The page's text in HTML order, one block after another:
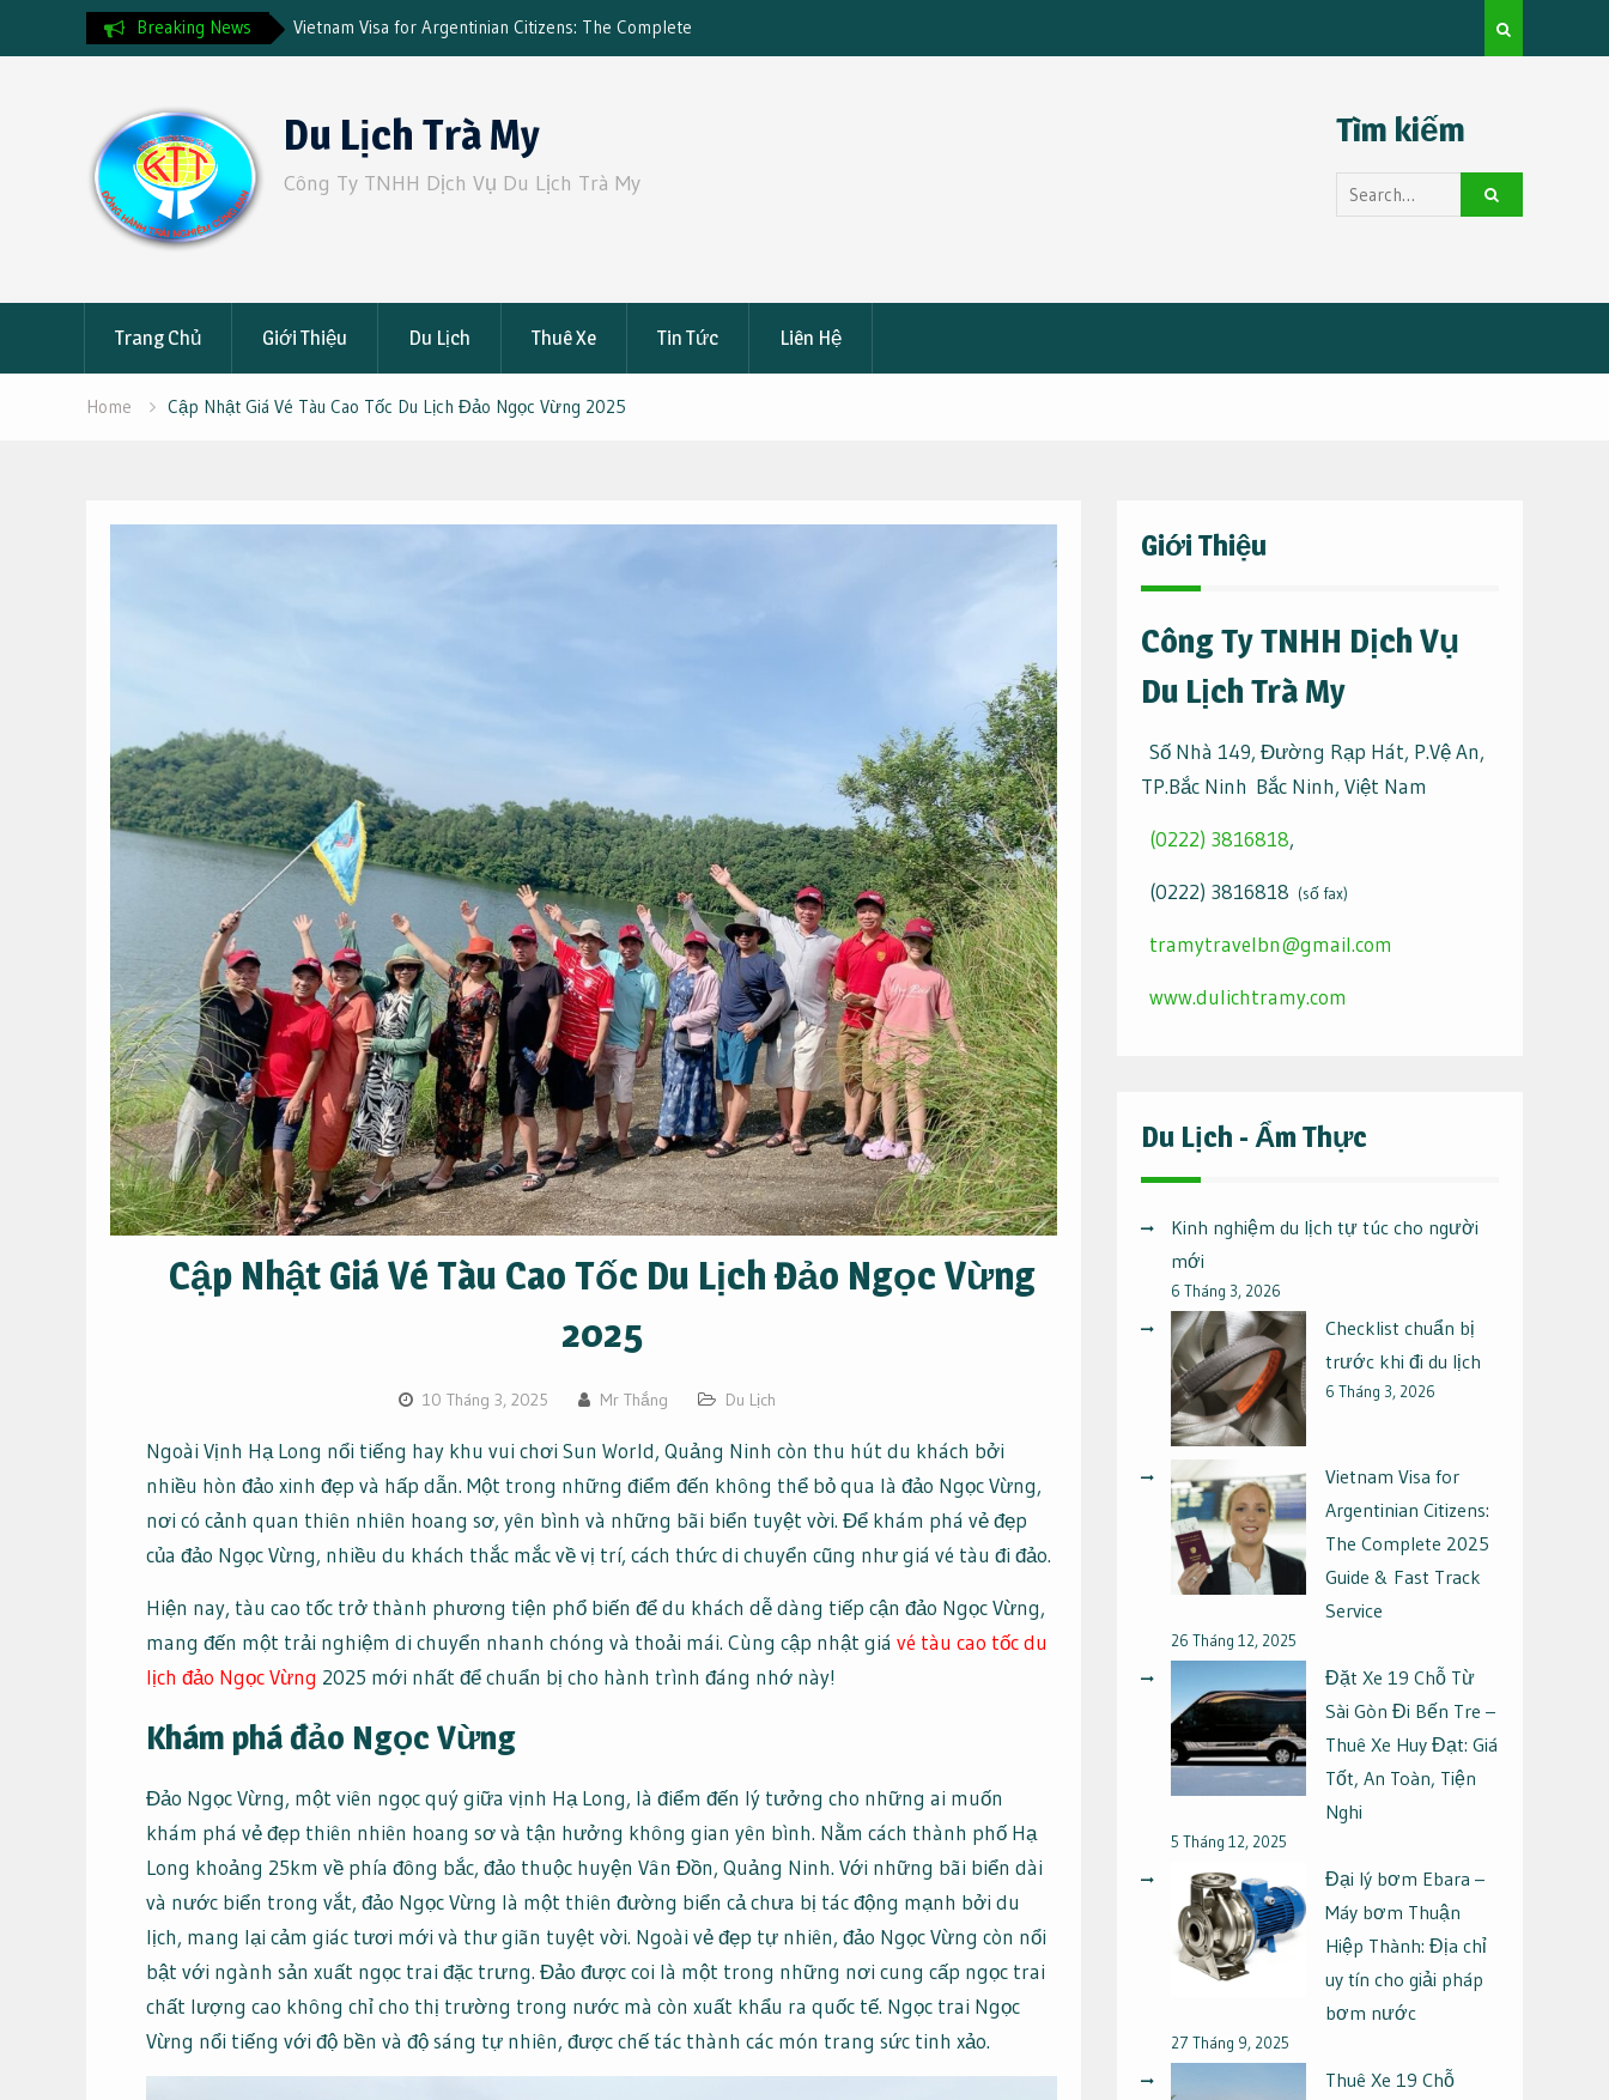
Breaking News
khi đi du lịch
Vietnam Visa for Argentinian Citizens: The Complete
2025 Guide & Fast Track Service
Đạt: Giá Tốt, An Toàn, Tiện Nghi
Kinh nghiệm du lịch tự túc cho người mới
Du Lịch Trà My
Công Ty TNHH Dịch Vụ Du Lịch Trà My
Tìm kiếm
Search
for:
Trang Chủ Giới Thiệu Du Lịch Thuê Xe Tin Tức Liên Hệ
Home Cập Nhật Giá Vé Tàu Cao Tốc Du Lịch Đảo Ngọc Vừng 2025
Cập Nhật Giá Vé Tàu Cao Tốc Du Lịch Đảo Ngọc Vừng
2025
10 Tháng 3, 2025 Mr Thắng Du Lịch
Ngoài Vịnh Hạ Long nổi tiếng hay khu vui chơi Sun World, Quảng Ninh còn thu hút du khách bởi
nhiều hòn đảo xinh đẹp và hấp dẫn. Một trong những điểm đến không thể bỏ qua là đảo Ngọc Vừng,
nơi có cảnh quan thiên nhiên hoang sơ, yên bình và những bãi biển tuyệt vời. Để khám phá vẻ đẹp
của đảo Ngọc Vừng, nhiều du khách thắc mắc về vị trí, cách thức di chuyển cũng như giá vé tàu đi đảo.
Hiện nay, tàu cao tốc trở thành phương tiện phổ biến để du khách dễ dàng tiếp cận đảo Ngọc Vừng,
mang đến một trải nghiệm di chuyển nhanh chóng và thoải mái. Cùng cập nhật giá vé tàu cao tốc du
lịch đảo Ngọc Vừng 2025 mới nhất để chuẩn bị cho hành trình đáng nhớ này!
Khám phá đảo Ngọc Vừng
Đảo Ngọc Vừng, một viên ngọc quý giữa vịnh Hạ Long, là điểm đến lý tưởng cho những ai muốn
khám phá vẻ đẹp thiên nhiên hoang sơ và tận hưởng không gian yên bình. Nằm cách thành phố Hạ
Long khoảng 25km về phía đông bắc, đảo thuộc huyện Vân Đồn, Quảng Ninh. Với những bãi biển dài
và nước biển trong vắt, đảo Ngọc Vừng là một thiên đường biển cả chưa bị tác động mạnh bởi du
lịch, mang lại cảm giác tươi mới và thư giãn tuyệt vời. Ngoài vẻ đẹp tự nhiên, đảo Ngọc Vừng còn nổi
bật với ngành sản xuất ngọc trai đặc trưng. Đảo được coi là một trong những nơi cung cấp ngọc trai
chất lượng cao không chỉ cho thị trường trong nước mà còn xuất khẩu ra quốc tế. Ngọc trai Ngọc
Vừng nổi tiếng với độ bền và độ sáng tự nhiên, được chế tác thành các món trang sức tinh xảo.
Giới Thiệu
Công Ty TNHH Dịch Vụ
Du Lịch Trà My
Số Nhà 149, Đường Rạp Hát, P.Vệ An,
TP.Bắc Ninh Bắc Ninh, Việt Nam
(0222) 3816818,
(0222) 3816818 (số fax)
tramytravelbn@gmail.com
www.dulichtramy.com
Du Lịch - Ẩm Thực
Kinh nghiệm du lịch tự túc cho người
mới
6 Tháng 3, 2026
Checklist chuẩn bị
trước khi đi du lịch
6 Tháng 3, 2026
Vietnam Visa for
Argentinian Citizens:
The Complete 2025
Guide & Fast Track
Service
26 Tháng 12, 2025
Đặt Xe 19 Chỗ Từ
Sài Gòn Đi Bến Tre –
Thuê Xe Huy Đạt: Giá
Tốt, An Toàn, Tiện
Nghi
5 Tháng 12, 2025
Đại lý bơm Ebara –
Máy bơm Thuận
Hiệp Thành: Địa chỉ
uy tín cho giải pháp
bơm nước
27 Tháng 9, 2025
Thuê Xe 19 Chỗ